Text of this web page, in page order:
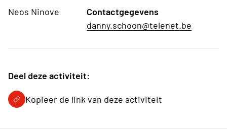
Neos Ninove
Contactgegevens
danny.schoon@telenet.be
Deel deze activiteit:
Kopieer de link van deze activiteit